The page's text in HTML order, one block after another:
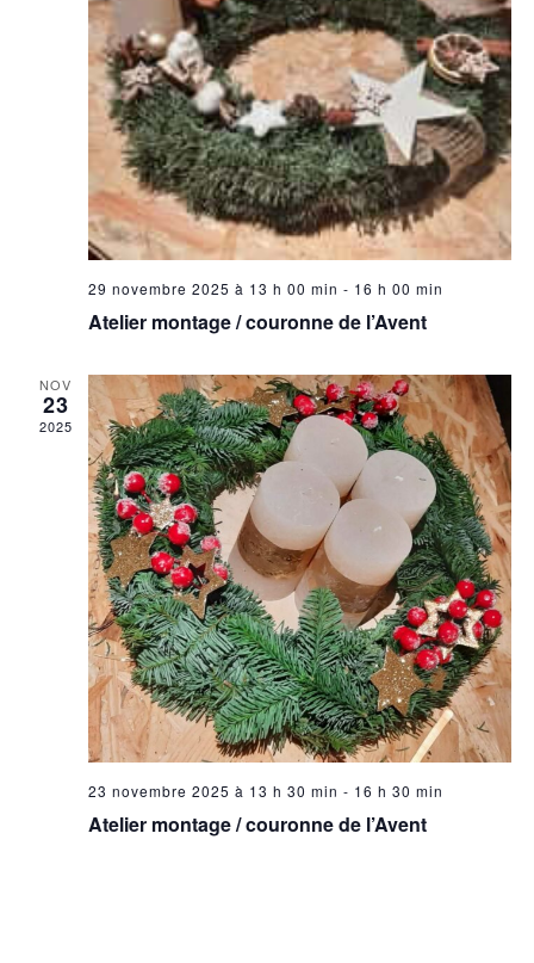
29 novembre 2025 à 13 h 00 min - 16 h 00 min
Atelier montage / couronne de l’Avent
NOV
23
2025
23 novembre 2025 à 13 h 30 min - 16 h 30 min
Atelier montage / couronne de l’Avent